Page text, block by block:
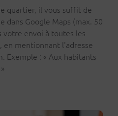
quartier, il vous suffit de
dans Google Maps (max. 50
envoi à toutes les
en mentionnant l'adresse
Exemple : « Aux habitants